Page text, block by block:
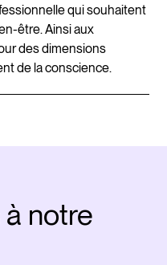
qui souhaitent
être. Ainsi aux
des dimensions
de la conscience.
notre